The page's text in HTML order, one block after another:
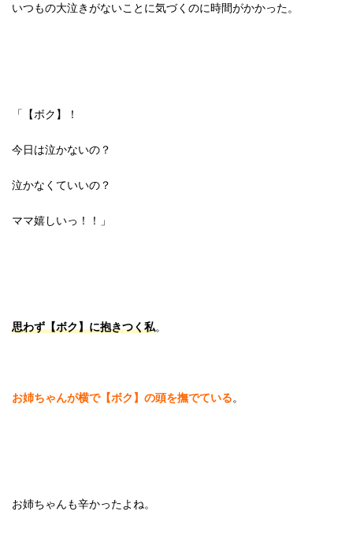
いつもの大泣きがないことに気づくのに時間がかかった。
「【ボク】！
今日は泣かないの？
泣かなくていいの？
ママ嬉しいっ！！」
思わず【ボク】に抱きつく私。
お姉ちゃんが横で【ボク】の頭を撫でている。
お姉ちゃんも辛かったよね。